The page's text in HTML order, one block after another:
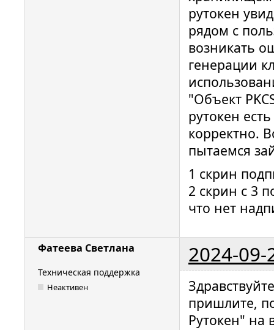
рутокен
рядом с
возникать
генерации
"Объект
рутокен
корректно.
пытаемся
1 скрин
2 скрин с 3
что нет
Фатеева Светлана 2024-09-
Техническая поддержка
Неактивен
пришлите,
Рутокен" на